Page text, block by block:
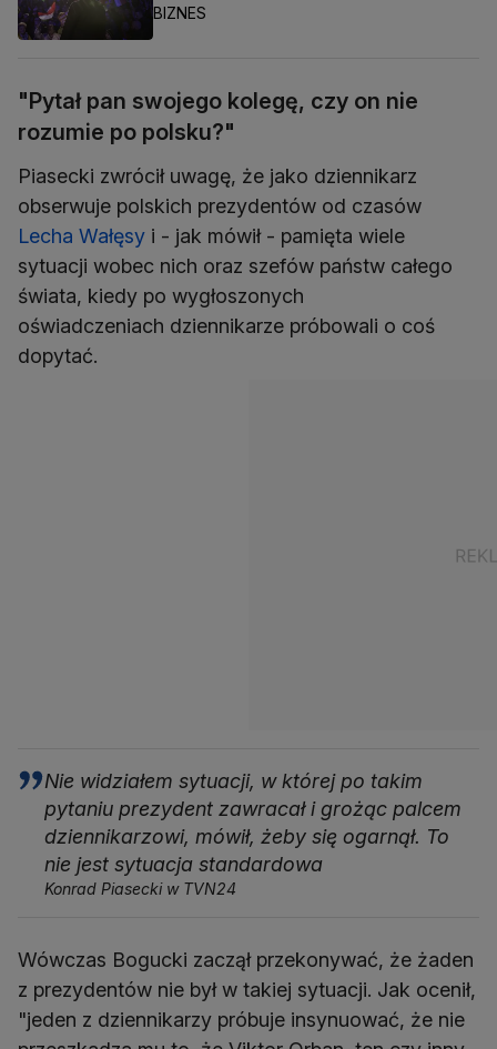
BIZNES
"Pytał pan swojego kolegę, czy on nie
rozumie po polsku?"
Piasecki zwrócił uwagę, że jako dziennikarz
obserwuje polskich prezydentów od czasów
Lecha Wałęsy i - jak mówił - pamięta wiele
sytuacji wobec nich oraz szefów państw całego
świata, kiedy po wygłoszonych
oświadczeniach dziennikarze próbowali o coś
dopytać.
Nie widziałem sytuacji, w której po takim
pytaniu prezydent zawracał i grożąc palcem
dziennikarzowi, mówił, żeby się ogarnął. To
nie jest sytuacja standardowa
Konrad Piasecki w TVN24
Wówczas Bogucki zaczął przekonywać, że żaden
z prezydentów nie był w takiej sytuacji. Jak ocenił,
"jeden z dziennikarzy próbuje insynuować, że nie